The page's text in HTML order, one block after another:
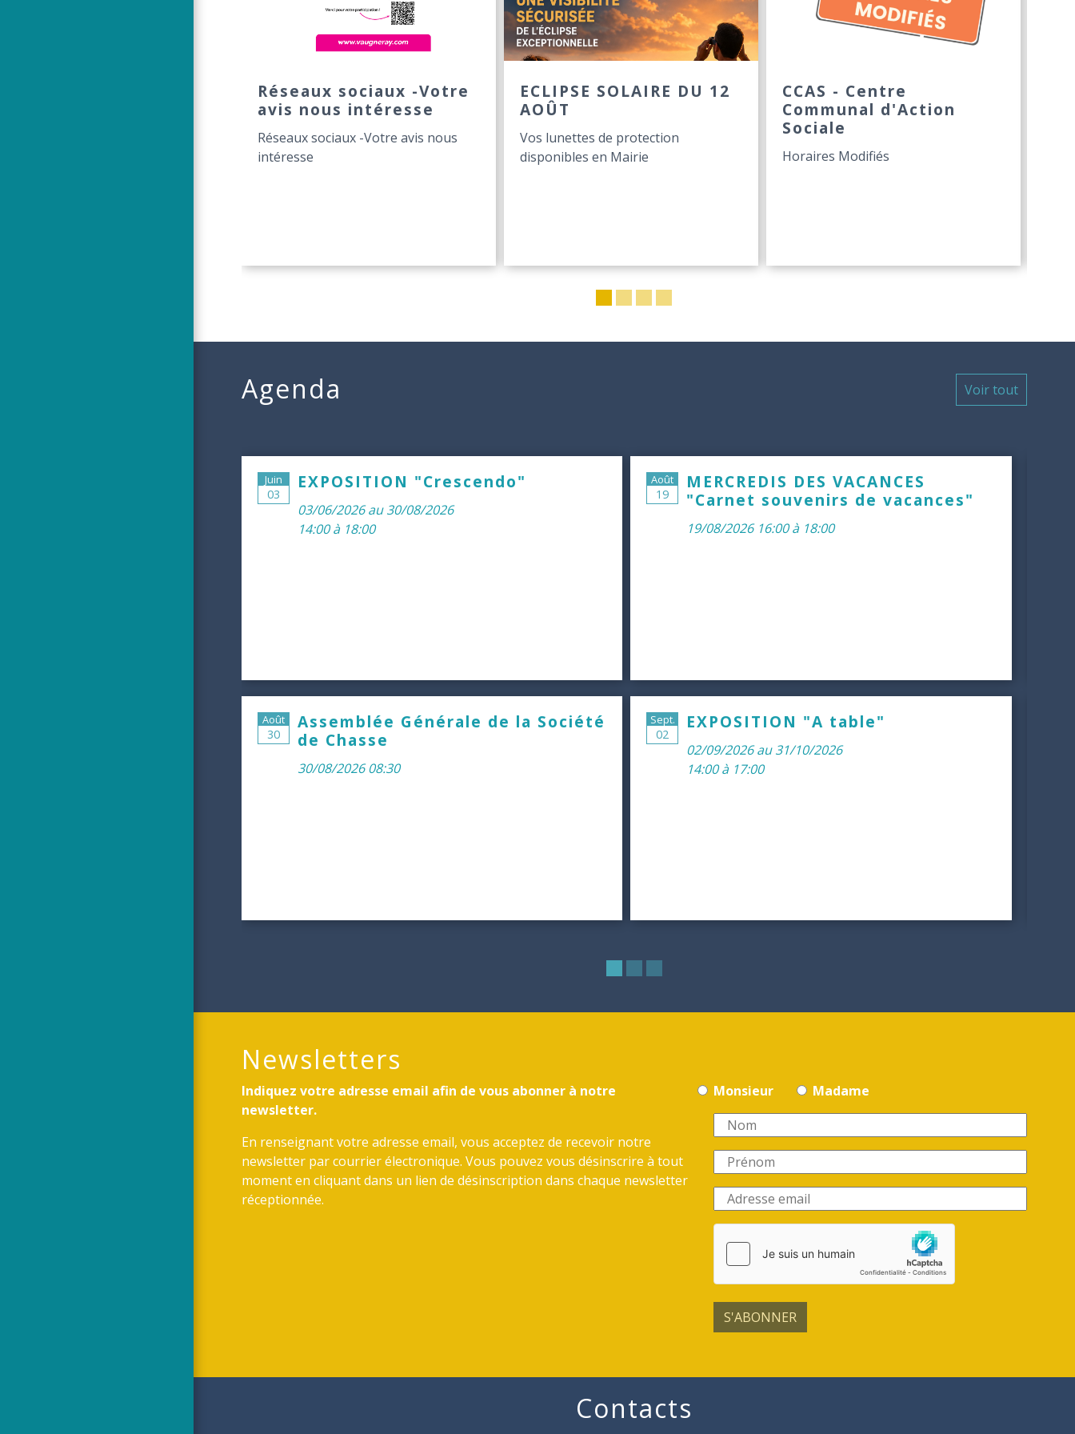
Réseaux sociaux -Votre
avis nous intéresse
Réseaux sociaux -Votre avis nous
intéresse
ECLIPSE SOLAIRE DU 12
AOÛT
Vos lunettes de protection
disponibles en Mairie
CCAS - Centre
Communal d'Action
Sociale
Horaires Modifiés
Agenda Voir tout
Juin
03
EXPOSITION "Crescendo"
03/06/2026 au 30/08/2026
14:00 à 18:00
Août
19
MERCREDIS DES VACANCES
"Carnet souvenirs de vacances"
19/08/2026 16:00 à 18:00
Août
30
Assemblée Générale de la Société
de Chasse
30/08/2026 08:30
Sept.
02
EXPOSITION "A table"
02/09/2026 au 31/10/2026
14:00 à 17:00
Newsletters
Indiquez votre adresse email afin de vous abonner à notre
newsletter.
En renseignant votre adresse email, vous acceptez de recevoir notre
newsletter par courrier électronique. Vous pouvez vous désinscrire à tout
moment en cliquant dans un lien de désinscription dans chaque newsletter
réceptionnée.
Monsieur Madame
S'ABONNER
Contacts